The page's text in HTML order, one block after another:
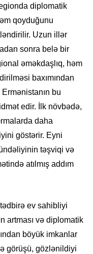
diplomatik
qoyduğunu
Uzun illər
sonra belə bir
əməkdaşlıq, həm
baxımından
bu
edir. İlk növbədə,
daha
göstərir. Eyni
təşviqi və
atılmış addım
ev sahibliyi
artması və diplomatik
böyük imkanlar
görüşü, gözlənildiyi